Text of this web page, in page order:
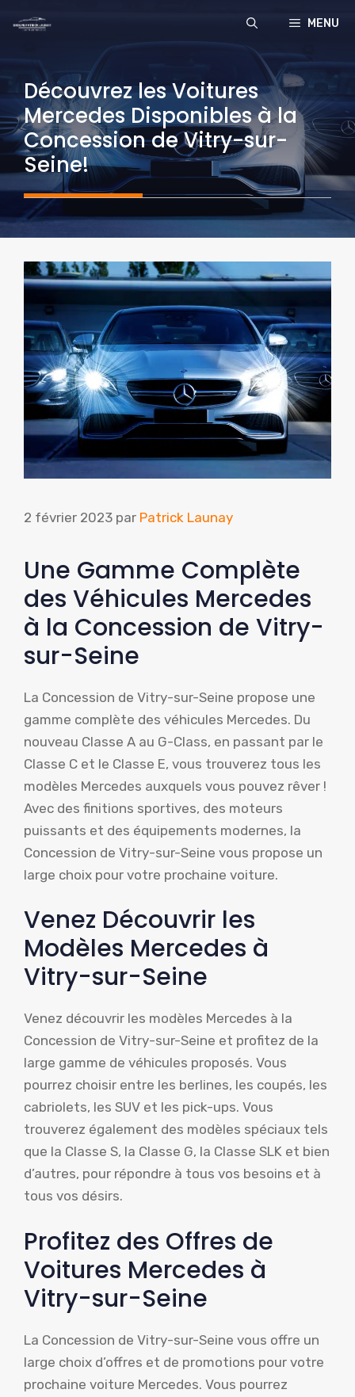
MENU
Découvrez les Voitures
Mercedes Disponibles à la
Concession de Vitry-sur-
Seine!
2 février 2023 par Patrick Launay
Une Gamme Complète
des Véhicules Mercedes
à la Concession de Vitry-
sur-Seine
La Concession de Vitry-sur-Seine propose une
gamme complète des véhicules Mercedes. Du
nouveau Classe A au G-Class, en passant par le
Classe C et le Classe E, vous trouverez tous les
modèles Mercedes auxquels vous pouvez rêver !
Avec des finitions sportives, des moteurs
puissants et des équipements modernes, la
Concession de Vitry-sur-Seine vous propose un
large choix pour votre prochaine voiture.
Venez Découvrir les
Modèles Mercedes à
Vitry-sur-Seine
Venez découvrir les modèles Mercedes à la
Concession de Vitry-sur-Seine et profitez de la
large gamme de véhicules proposés. Vous
pourrez choisir entre les berlines, les coupés, les
cabriolets, les SUV et les pick-ups. Vous
trouverez également des modèles spéciaux tels
que la Classe S, la Classe G, la Classe SLK et bien
d’autres, pour répondre à tous vos besoins et à
tous vos désirs.
Profitez des Offres de
Voitures Mercedes à
Vitry-sur-Seine
La Concession de Vitry-sur-Seine vous offre un
large choix d’offres et de promotions pour votre
prochaine voiture Mercedes. Vous pourrez